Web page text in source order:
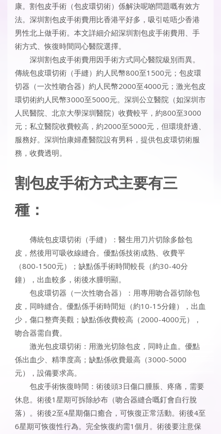
康。割包皮手術（包皮環切術）係解決呢啲問題嘅有效方
法。深圳割包皮手術費用比香港平好多，吸引咗唔少香港
男性北上做手術。本文詳細介紹深圳割包皮手術費用、手
術方式、恢復時間同心醫院選擇。
深圳割包皮手術費用因手術方式同心醫院級別而異。
傳統包皮環切術（手縫）約人民幣800至1500元；包皮環
切器（一次性吻合器）約人民幣2000至4000元；激光包皮
環切術約人民幣3000至5000元。深圳公立醫院（如深圳市
人民醫院、北京大學深圳醫院）收費較平，約800至3000
元；私立醫院收費較高，約2000至5000元，但環境舒適、
服務好。深圳怡康婦產醫院設有男科，提供包皮環切術服
務，收費透明。
割包皮手術方式主要有三
種：
傳統包皮環切術（手縫）：醫生用刀片切除多餘包
皮，然後用可吸收線縫合。優點係技術成熟、收費平
（800-1500元）；缺點係手術時間較長（約30-40分
鐘），出血較多，術後水腫明顯。
包皮環切器（一次性吻合器）：用專用吻合器切除包
皮，同時縫合。優點係手術時間短（約10-15分鐘），出血
少，傷口整齊美觀；缺點係收費較高（2000-4000元），
吻合器需自費。
激光包皮環切術：用激光切除包皮，同時止血。優點
係出血少、精準度高；缺點係收費最高（3000-5000
元），設備要求高。
包皮手術恢復時間：術後頭3日傷口腫脹、疼痛，需要
休息。術後1星期可拆除紗布（吻合器縫合嘅釘會自行脫
落）。術後2至4星期傷口癒合，可恢復正常活動。術後4至
6星期可恢復性行為。完全恢復約需1個月。術後要注意保